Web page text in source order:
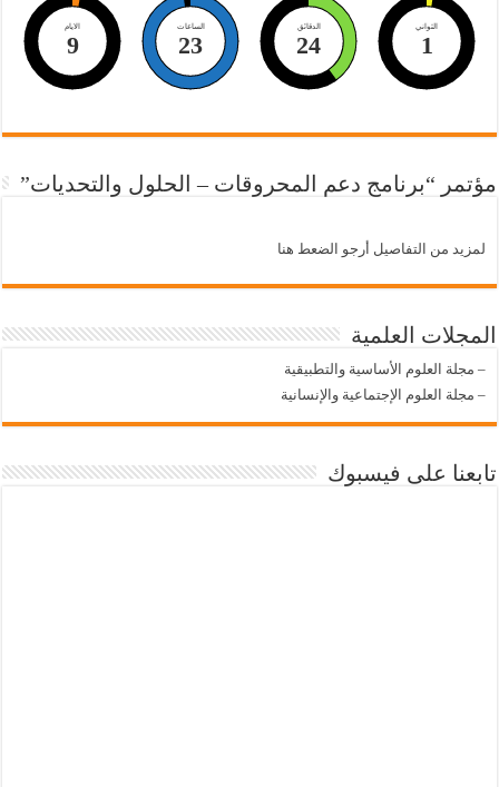
الايام
9
الساعات
23
الدقائق
24
الثواني
0
مؤتمر “برنامج دعم المحروقات – الحلول والتحديات”
لمزيد من التفاصيل أرجو الضعط هنا
المجلات العلمية
– مجلة العلوم الأساسية والتطبيقية
– مجلة العلوم الإجتماعية والإنسانية
تابعنا على فيسبوك